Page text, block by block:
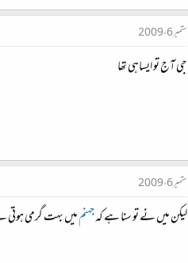
ستمبر 6، 2009
جی آج تو ایساہی تھا
ستمبر 6، 2009
لیکن میں نے تو سنا ہے کہجہنممیں بہت گرمی ہوتی